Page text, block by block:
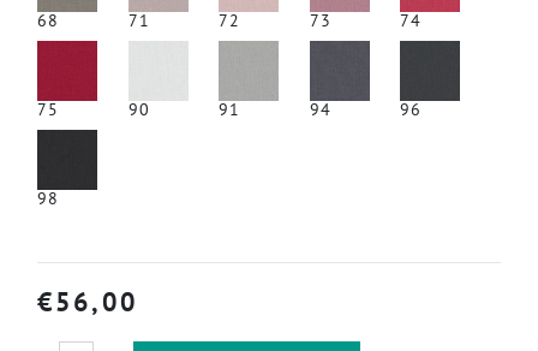
68 71 72 73 74
75 90 91 94 96
98
€56,00